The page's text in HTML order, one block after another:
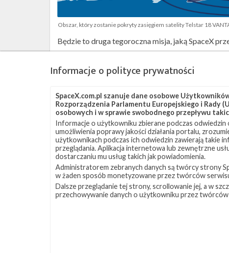
Obszar, który zostanie pokryty zasięgiem satelity Telstar 18
Będzie to druga tegoroczna misja, jaką SpaceX
wyniósł na orbitę satelitęTelstar 19 VANTAGE.
Falcon 9 Block 5. Kilka minut po starcie
Test statyczny przed startem został
startowej, po czym jej zbiorniki wypełniono
silników Merlin w jej pierwszym stopniu. Po tym
satelitę, którego wyniesie na orbitę.
Obecnieprognozy pogody dają 60% szans na
kłębiaste (cumulusy) oraz zbyt gruba warstwa
Źródła:Telesat (1),Telesat (2),APSTAR,SpaceX
Informacje o polityce prywatności
SpaceX.com.pl szanuje dane osobowe
Rozporządzenia Parlamentu Europejskiego i Rady
osobowych i w sprawie swobodnego przepływu
Informacje o użytkowniku zbierane podczas
umożliwienia poprawy jakości działania portalu,
użytkownikach podczas ich odwiedzin zawierają takie
przeglądania. Aplikacja internetowa lub zewnętrzne
dostarczaniu mu usług takich jak powiadomienia.
Administratorem zebranych danych są twórcy strony
w żaden sposób monetyzowane przez twórców
Dalsze przeglądanie tej strony, scrollowanie jej, a w
przechowywanie danych o użytkowniku przez twórców